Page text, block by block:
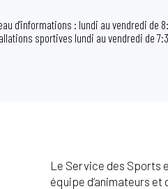
d'informations : lundi au vendredi de
sportives lundi au vendredi de
Le Service des Sports
équipe d’animateurs